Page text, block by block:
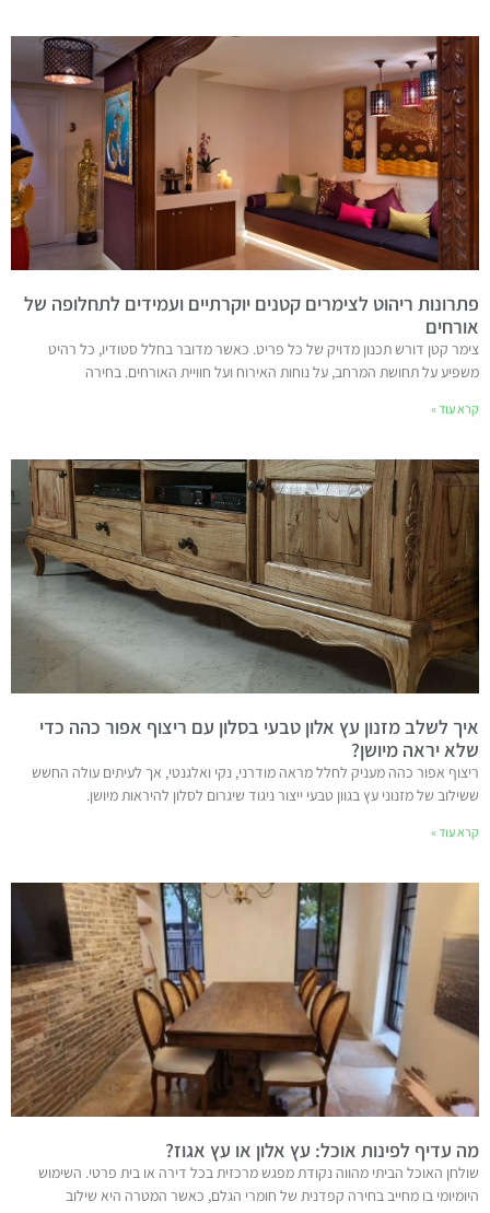
פתרונות ריהוט לצימרים קטנים יוקרתיים ועמידים לתחלופה של
אורחים
צימר קטן דורש תכנון מדויק של כל פריט. כאשר מדובר בחלל סטודיו, כל רהיט
משפיע על תחושת המרחב, על נוחות האירוח ועל חוויית האורחים. בחירה
קרא עוד »
איך לשלב מזנון עץ אלון טבעי בסלון עם ריצוף אפור כהה כדי
שלא יראה מיושן?
ריצוף אפור כהה מעניק לחלל מראה מודרני, נקי ואלגנטי, אך לעיתים עולה החשש
ששילוב של מזנוני עץ בגוון טבעי ייצור ניגוד שיגרום לסלון להיראות מיושן.
קרא עוד »
מה עדיף לפינות אוכל: עץ אלון או עץ אגוז?
שולחן האוכל הביתי מהווה נקודת מפגש מרכזית בכל דירה או בית פרטי. השימוש
היומיומי בו מחייב בחירה קפדנית של חומרי הגלם, כאשר המטרה היא שילוב